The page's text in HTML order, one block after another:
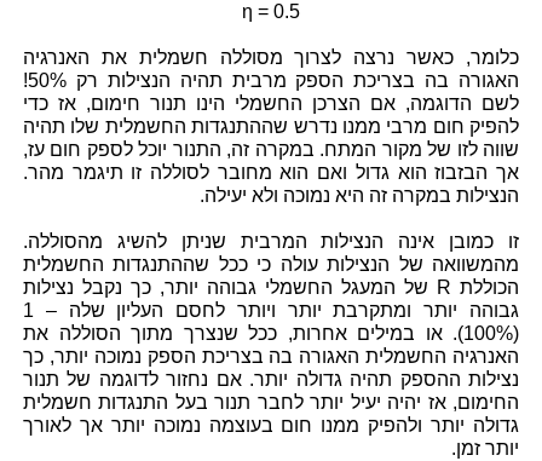
η = 0.5
כלומר, כאשר נרצה לצרוך מסוללה חשמלית את האנרגיה
האגורה בה בצריכת הספק מרבית תהיה הנצילות רק 50%
!
לשם הדוגמה, אם הצרכן החשמלי הינו תנור חימום, אז כדי
להפיק חום מרבי ממנו נדרש שההתנגדות החשמלית שלו תהיה
שווה לזו של מקור המתח. במקרה זה, התנור יוכל לספק חום עז,
אך הבזבוז הוא גדול ואם הוא מחובר לסוללה זו תיגמר מהר.
הנצילות במקרה זה היא נמוכה ולא יעילה.
זו כמובן אינה הנצילות המרבית שניתן להשיג מהסוללה.
מהמשוואה של הנצילות עולה כי ככל שההתנגדות החשמלית
הכוללת R של המעגל החשמלי גבוהה יותר, כך נקבל נצילות
גבוהה יותר ומתקרבת יותר ויותר לחסם העליון שלה – 1
(100%). או במילים אחרות, ככל שנצרך מתוך הסוללה את
האנרגיה החשמלית האגורה בה בצריכת הספק נמוכה יותר, כך
נצילות ההספק תהיה גדולה יותר. אם נחזור לדוגמה של תנור
החימום, אז יהיה יעיל יותר לחבר תנור בעל התנגדות חשמלית
גדולה יותר ולהפיק ממנו חום בעוצמה נמוכה יותר אך לאורך
יותר זמן.